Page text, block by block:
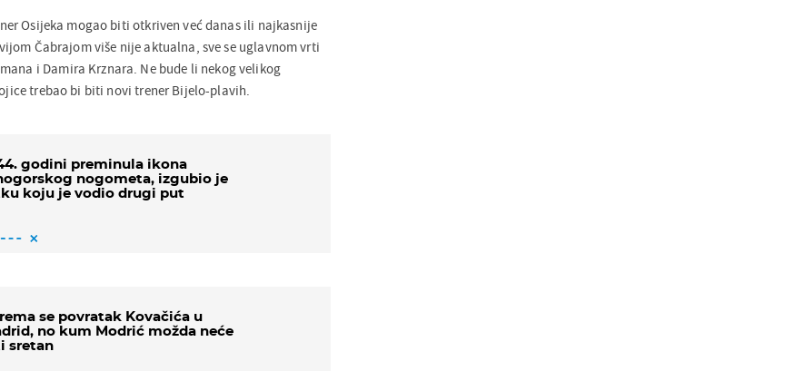
Osijeka mogao biti otkriven već danas ili najkasnije
Čabrajom više nije aktualna, sve se uglavnom vrti
i Damira Krznara. Ne bude li nekog velikog
trebao bi biti novi trener Bijelo-plavih.
godini preminula ikona
nogometa, izgubio je
koju je vodio drugi put
se povratak Kovačića u
no kum Modrić možda neće
sretan